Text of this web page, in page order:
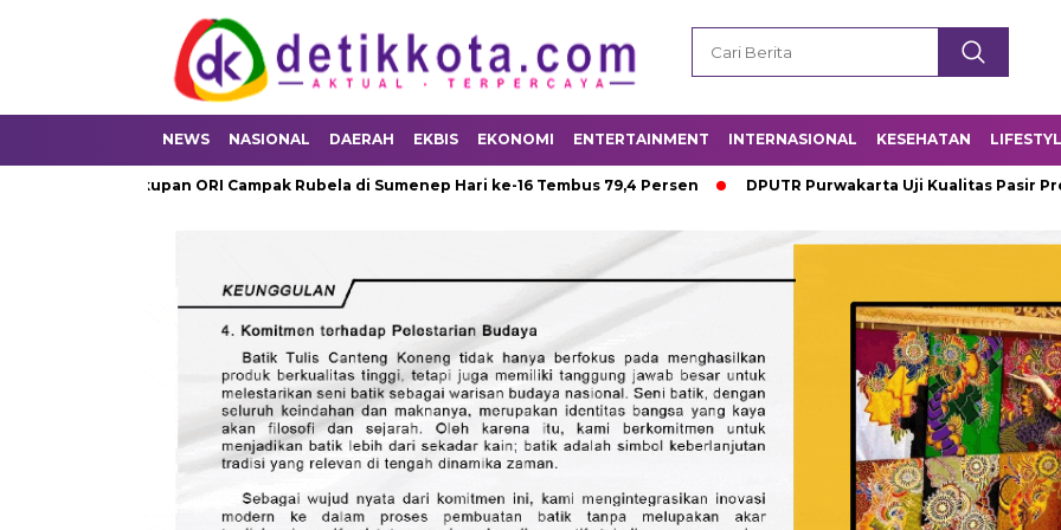
NEWS NASIONAL DAERAH EKBIS EKONOMI ENTERTAINMENT INTERNASIONAL KESEHATAN
Cakupan ORI Campak Rubela di Sumenep Hari ke-16 Tembus 79,4 Persen DPUTR Purwakarta Uji Kualitas Pasir Proyek